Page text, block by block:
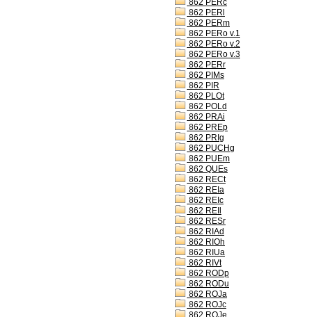
862 PERc
862 PERl
862 PERm
862 PERo v.1
862 PERo v.2
862 PERo v.3
862 PERr
862 PIMs
862 PIR
862 PLOt
862 POLd
862 PRAi
862 PREp
862 PRIg
862 PUCHg
862 PUEm
862 QUEs
862 RECt
862 REIa
862 REIc
862 REIl
862 RESr
862 RIAd
862 RIOh
862 RIUa
862 RIVt
862 RODp
862 RODu
862 ROJa
862 ROJc
862 ROJe